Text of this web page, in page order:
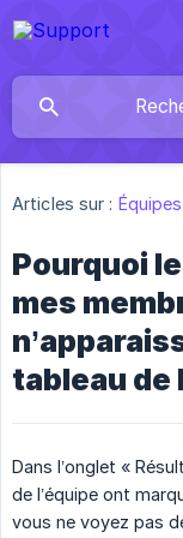
Articles sur : Équipes
Pourquoi
mes
tableau de
Dans l’onglet «
de l’équipe ont
vous ne voyez pas